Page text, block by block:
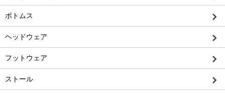
ボトムス
ヘッドウェア
フットウェア
ストール